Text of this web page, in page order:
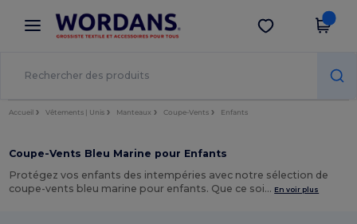
× Appli Wordans
Meilleurs prix sur l’app !
Obtenir l'appli
Accueil Vêtements | Unis Manteaux Coupe-Vents Enfants
Coupe-Vents Bleu Marine pour Enfants
Protégez vos enfants des intempéries avec notre sélection de
coupe-vents bleu marine pour enfants. Que ce soi… En voir plus